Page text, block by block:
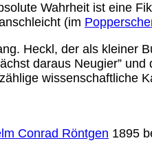
Wahrheit ist eine
(im
Heckl, der als kleiner
daraus Neugier”
wissenschaftliche
Conrad Röntgen 1895